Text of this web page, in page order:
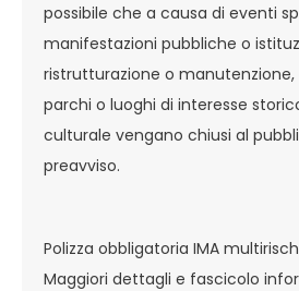
possibile che a causa di eventi
manifestazioni pubbliche o
ristrutturazione o
parchi o luoghi di interesse
culturale vengano chiusi al
preavviso.
Polizza obbligatoria IMA
Maggiori dettagli e fascicolo